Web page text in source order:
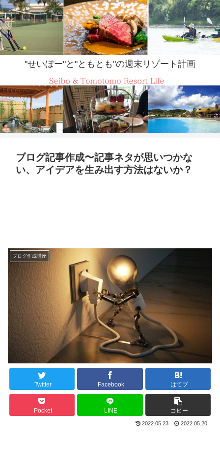
"せいぼー"と"ともとも"の週末リゾート計画
ブログ記事作成〜記事ネタが思いつかな
い、アイデアを生み出す方法はないか？
ブログ作成講座
Twitter Facebook はてブ
Pocket LINE コピー
2022.05.23 2022.05.20